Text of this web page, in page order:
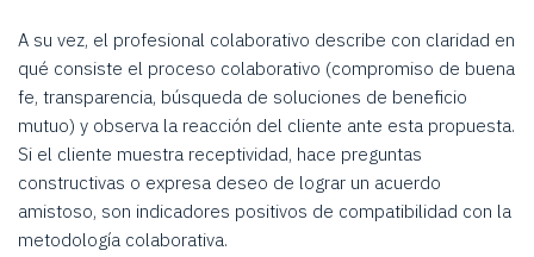
A su vez, el profesional colaborativo describe con claridad en
qué consiste el proceso colaborativo (compromiso de buena
fe, transparencia, búsqueda de soluciones de beneficio
mutuo) y observa la reacción del cliente ante esta propuesta.
Si el cliente muestra receptividad, hace preguntas
constructivas o expresa deseo de lograr un acuerdo
amistoso, son indicadores positivos de compatibilidad con la
metodología colaborativa.